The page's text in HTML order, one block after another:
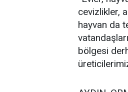
cevizlikler,
hayvan da
bölgesi